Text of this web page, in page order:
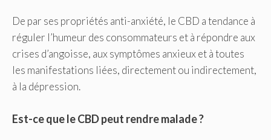
De par ses propriétés anti-anxiété, le CBD a tendance à
réguler l’humeur des consommateurs et à répondre aux
crises d’angoisse, aux symptômes anxieux et à toutes
les manifestations liées, directement ou indirectement,
à la dépression.
Est-ce que le CBD peut rendre malade ?